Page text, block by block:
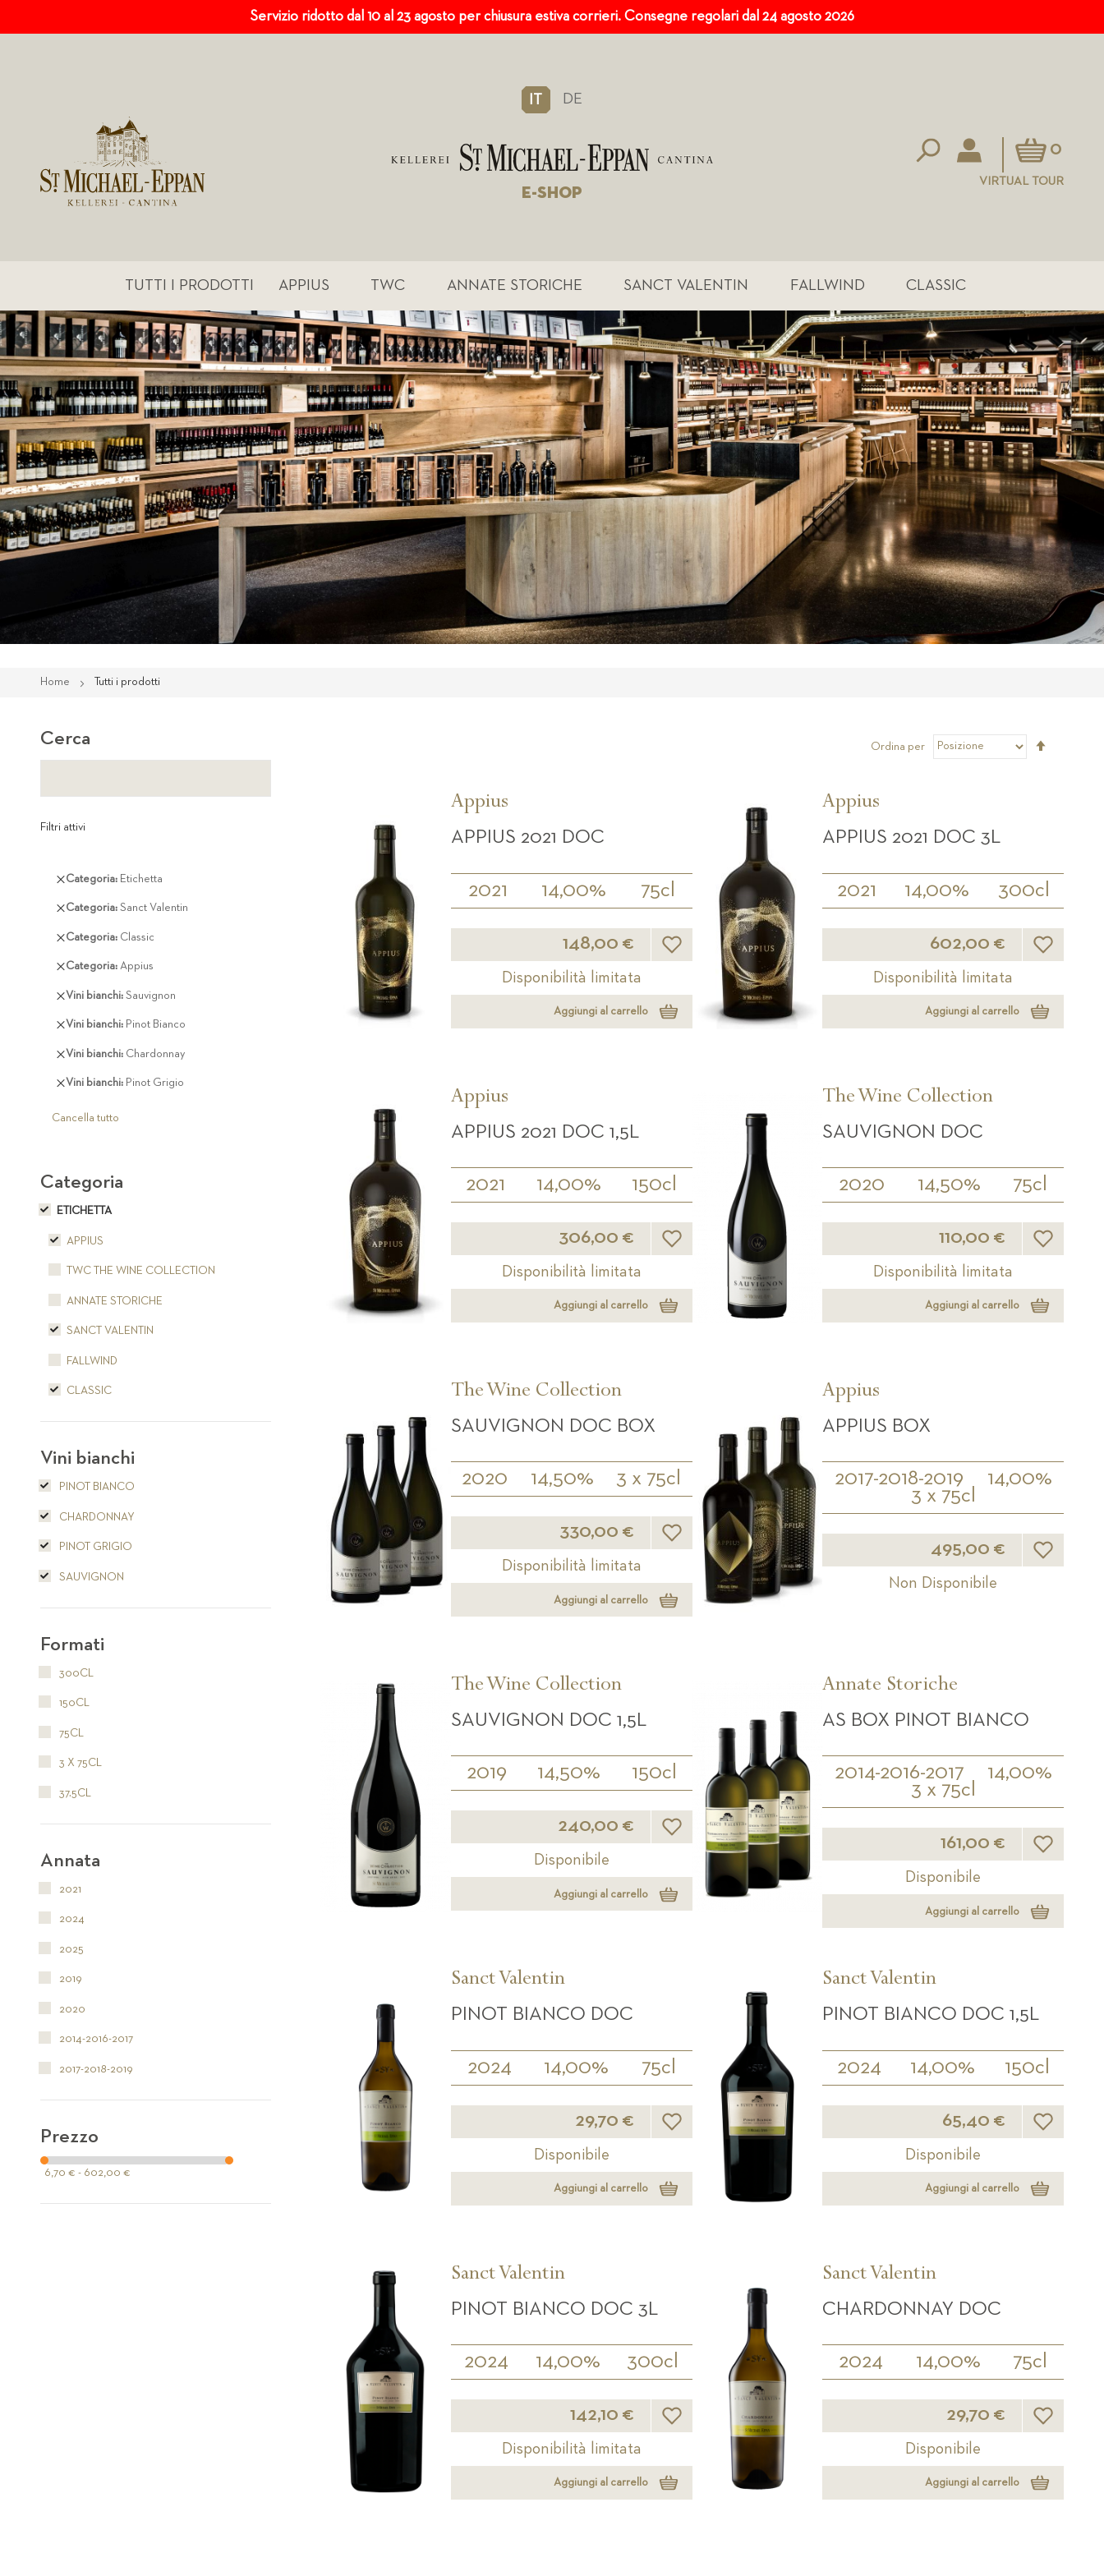
Servizio ridotto dal 10 al 23 agosto per chiusura estiva corrieri. Consegne regolari dal 24 agosto 2026
IT DE
E-SHOP
Carrello0
VIRTUAL TOUR
TUTTI I PRODOTTI APPIUS TWC ANNATE STORICHE SANCT VALENTIN FALLWIND CLASSIC
Home Tutti i prodotti
Ordina per
Appius
APPIUS 2021 DOC
2021 14,00% 75cl
148,00 € Lista desideri
Disponibilità limitata
Aggiungi al carrello
Appius
APPIUS 2021 DOC 3L
2021 14,00% 300cl
602,00 €
Disponibilità limitata
Aggiungi al carrello
Appius
APPIUS 2021 DOC 1,5L
2021 14,00% 150cl
306,00 € Lista desideri
Disponibilità limitata
Aggiungi al carrello
The Wine Collection
SAUVIGNON DOC
2020 14,50% 75cl
110,00 € Lista
Disponibilità limitata
Aggiungi al carrello
The Wine Collection
SAUVIGNON DOC BOX
2020 14,50% 3 x 75cl
330,00 € Lista desideri
Disponibilità limitata
Aggiungi al carrello
Appius
APPIUS BOX
2017-2018-2019
14,00%
3 x 75cl
495,00 € Lista
Non Disponibile
The Wine Collection
SAUVIGNON DOC 1,5L
2019 14,50% 150cl
240,00 € Lista desideri
Disponibile
Aggiungi al carrello
Annate Storiche
AS BOX PINOT BIANCO
2014-2016-2017
14,00%
3 x 75cl
161,00 € Lista
Disponibile
Aggiungi al carrello
Sanct Valentin
PINOT BIANCO DOC
2024 14,00% 75cl
29,70 € Lista desideri
Disponibile
Aggiungi al carrello
Sanct Valentin
PINOT BIANCO DOC 1,5L
2024 14,00% 150cl
65,40 €
Disponibile
Aggiungi al carrello
Sanct Valentin
PINOT BIANCO DOC 3L
2024 14,00% 300cl
142,10 € Lista desideri
Disponibilità limitata
Aggiungi al carrello
Sanct Valentin
CHARDONNAY DOC
2024 14,00% 75cl
29,70 € Lista
Disponibile
Aggiungi al carrello
Cerca
Filtri attivi
Categoria Etichetta
Rimuovi
articolo
Categoria Sanct Valentin
Rimuovi
articolo
Categoria Classic
Rimuovi
articolo
Categoria Appius
Rimuovi
articolo
Vini bianchi Sauvignon
Rimuovi
articolo
Vini bianchi Pinot Bianco
Rimuovi
articolo
Vini bianchi Chardonnay
Rimuovi
articolo
Vini bianchi Pinot Grigio
Rimuovi
articolo
Cancella tutto
Categoria
ETICHETTA
APPIUS
TWC THE WINE COLLECTION
ANNATE STORICHE
SANCT VALENTIN
FALLWIND
CLASSIC
Vini bianchi
PINOT BIANCO
CHARDONNAY
PINOT GRIGIO
SAUVIGNON
Formati
300CL
150CL
75CL
3 X 75CL
37.5CL
Annata
2021
2024
2025
2019
2020
2014-2016-2017
2017-2018-2019
Prezzo
6,70 € - 602,00 €